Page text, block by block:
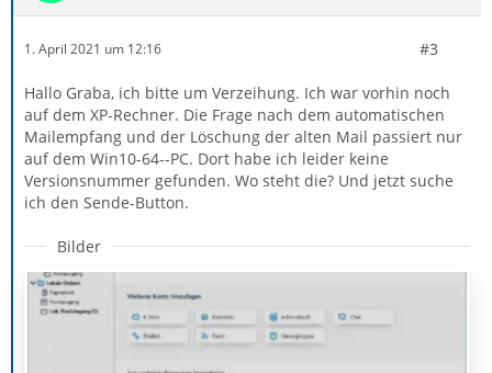
1. April 2021 um 12:16 #3
Hallo Graba, ich bitte um Verzeihung. Ich war vorhin noch
auf dem XP-Rechner. Die Frage nach dem automatischen
Mailempfang und der Löschung der alten Mail passiert nur
auf dem Win10-64--PC. Dort habe ich leider keine
Versionsnummer gefunden. Wo steht die? Und jetzt suche
ich den Sende-Button.
Bilder